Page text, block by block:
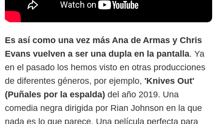
Es así como una vez más Ana de Armas y Chris
Evans vuelven a ser una dupla en la pantalla. Ya
en el pasado los hemos visto en otras producciones
de diferentes géneros, por ejemplo, 'Knives Out'
(Puñales por la espalda) del año 2019. Una
comedia negra dirigida por Rian Johnson en la que
nada es lo que parece. Una película perfecta para